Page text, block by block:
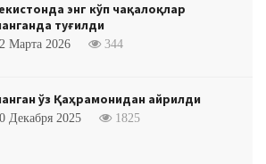
энг кўп чақалоқлар
туғилди
Марта 2026 344
ўз Қаҳрамонидан айрилди
Декабря 2025 1825